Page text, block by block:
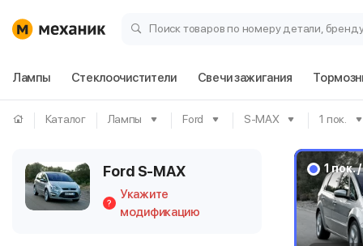
Поиск товаров по номеру детали,
Лампы Стеклоочистители Свечи зажигания
Каталог Лампы Ford S-MAX 1 пок.
Ford S-MAX
?
Укажите
модификацию
1 пок.